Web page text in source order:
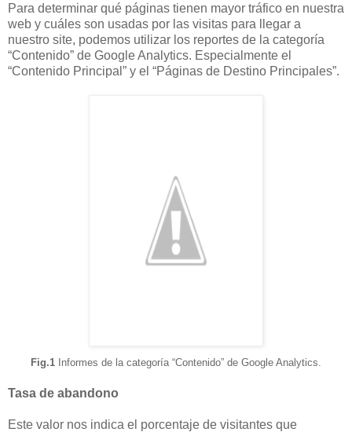
Para determinar qué páginas tienen mayor tráfico en nuestra
web y cuáles son usadas por las visitas para llegar a
nuestro site, podemos utilizar los reportes de la categoría
“Contenido” de Google Analytics. Especialmente el
“Contenido Principal” y el “Páginas de Destino Principales”.
Fig.1 Informes de la categoría “Contenido” de Google Analytics.
Tasa de abandono
Este valor nos indica el porcentaje de visitantes que